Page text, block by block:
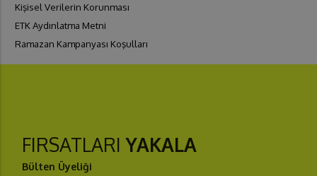
Kişisel Verilerin Korunması
ETK Aydınlatma Metni
Ramazan Kampanyası Koşulları
FIRSATLARIYAKALA
Bülten Üyeliği
BÜLTENE ABONE OL
Bilgilerini girerek sana özel kampanyalardan haberdar ol.